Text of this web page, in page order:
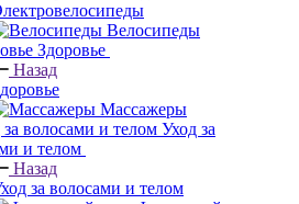
Велосипеды
Здоровье
Назад
Массажеры
Уход за
и телом
Назад
за волосами и телом